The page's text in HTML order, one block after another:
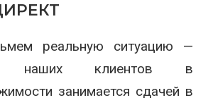
реальную ситуацию —
клиентов в
занимается сдачей в